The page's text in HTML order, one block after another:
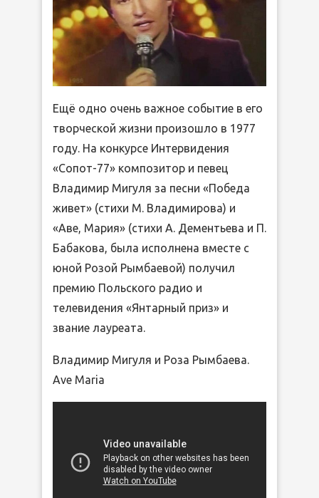
Ещё одно очень важное событие в его
творческой жизни произошло в 1977
году. На конкурсе Интервидения
«Сопот-77» композитор и певец
Владимир Мигуля за песни «Победа
живет» (стихи М. Владимирова) и
«Аве, Мария» (стихи А. Дементьева и П.
Бабакова, была исполнена вместе с
юной Розой Рымбаевой) получил
премию Польского радио и
телевидения «Янтарный приз» и
звание лауреата.
Владимир Мигуля и Роза Рымбаева.
Ave Maria